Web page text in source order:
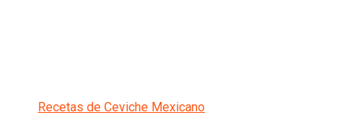
Recetas de Ceviche Mexicano